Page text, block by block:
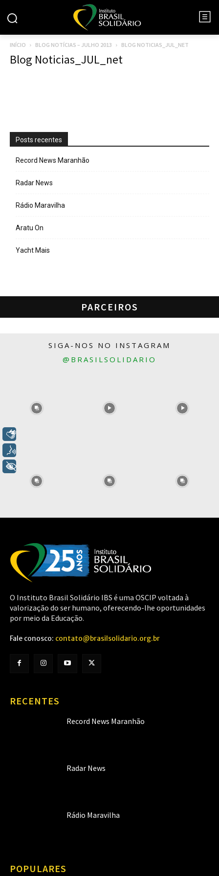
INÍCIO BLOG NOTÍCIAS – JULHO 2013 BLOG NOTICIAS_JUL_NET
Blog Noticias_JUL_net
Posts recentes
Record News Maranhão
Radar News
Rádio Maravilha
Aratu On
Yacht Mais
PARCEIROS
SIGA-NOS NO INSTAGRAM
@BRASILSOLIDARIO
O Instituto Brasil Solidário IBS é uma OSCIP voltada à
valorização do ser humano, oferecendo-lhe oportunidades
por meio da Educação.
Fale conosco: contato@brasilsolidario.org.br
RECENTES
Record News Maranhão
Radar News
Rádio Maravilha
POPULARES